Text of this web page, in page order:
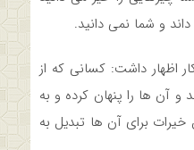
و شما نمی دانید.
اظهار داشت: کسانی که از
آن ها را پنهان کرده و به
برای آن ها تبدیل به